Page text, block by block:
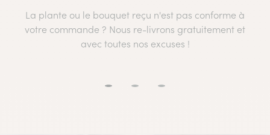
La plante ou le bouquet reçu n'est pas conforme à
votre commande ? Nous re-livrons gratuitement et
avec toutes nos excuses !